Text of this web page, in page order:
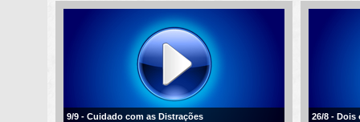
9/9 - Cuidado com as Distrações 26/8 - Dois